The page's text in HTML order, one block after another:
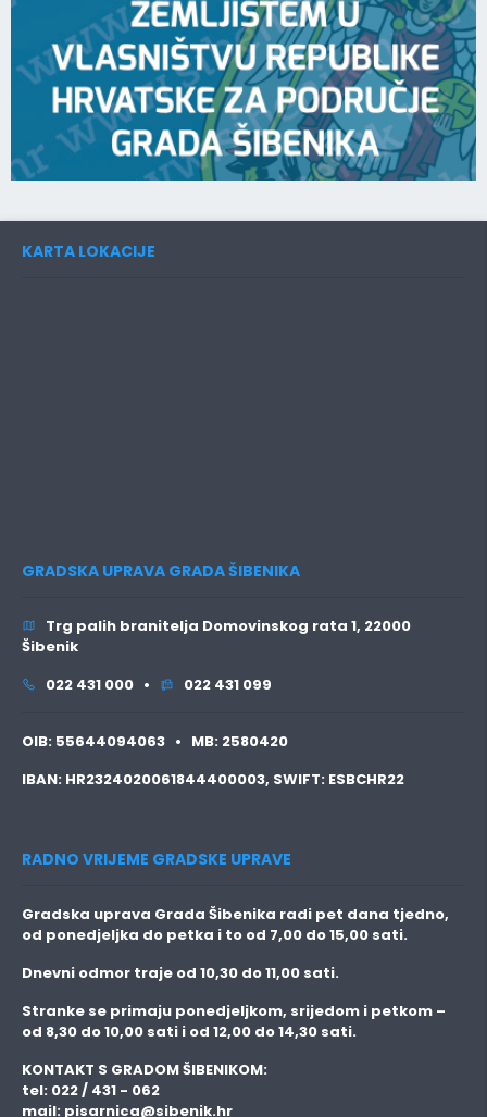
KARTA LOKACIJE
GRADSKA UPRAVA GRADA ŠIBENIKA
Trg palih branitelja Domovinskog rata 1, 22000
Šibenik
022 431 000 •
022 431 099
OIB: 55644094063 • MB: 2580420
IBAN: HR2324020061844400003, SWIFT: ESBCHR22
RADNO VRIJEME GRADSKE UPRAVE
Gradska uprava Grada Šibenika radi pet dana tjedno,
od ponedjeljka do petka i to od 7,00 do 15,00 sati.
Dnevni odmor traje od 10,30 do 11,00 sati.
Stranke se primaju ponedjeljkom, srijedom i petkom –
od 8,30 do 10,00 sati i od 12,00 do 14,30 sati.
KONTAKT S GRADOM ŠIBENIKOM:
tel: 022 / 431 - 062
mail: pisarnica@sibenik.hr